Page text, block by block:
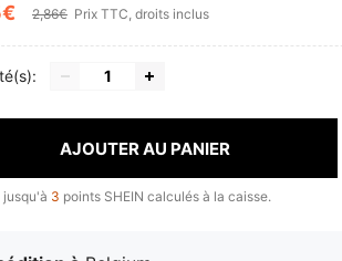
AND AVAILABILITY
2,86€ Prix TTC, droits inclus
AJOUTER AU PANIER
jusqu'à 3 points SHEIN calculés à la caisse.